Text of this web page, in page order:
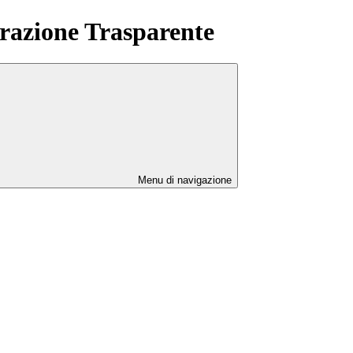
Trasparente
Menu di navigazione